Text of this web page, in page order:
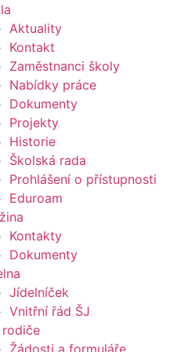
Aktuality
Kontakt
Zaměstnanci školy
Nabídky práce
Dokumenty
Projekty
Historie
Školská rada
Prohlášení o přístupnosti
Eduroam
Kontakty
Dokumenty
Jídelníček
Vnitřní řád ŠJ
rodiče
Žádosti a formuláře